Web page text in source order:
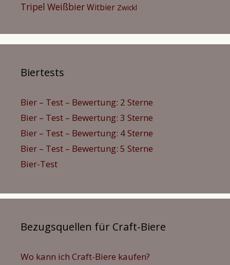
Tripel WeißbierWitbier Zwickl
Biertests
Bier – Test – Bewertung: 2 Sterne
Bier – Test – Bewertung: 3 Sterne
Bier – Test – Bewertung: 4 Sterne
Bier – Test – Bewertung: 5 Sterne
Bier-Test
Bezugsquellen für Craft-Biere
Wo kann ich Craft-Biere kaufen?